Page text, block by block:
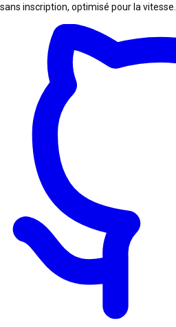
sans inscription, optimisé pour la vitesse.